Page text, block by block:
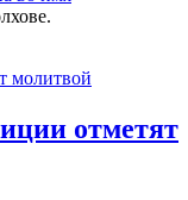
отметят